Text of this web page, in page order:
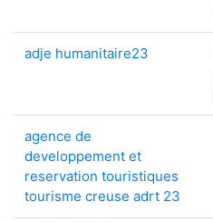
adje humanitaire23
agence de
developpement et
reservation touristiques
tourisme creuse adrt 23